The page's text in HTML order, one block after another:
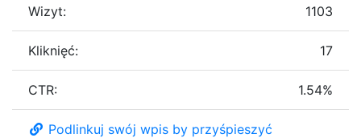
Wizyt: 1103
Kliknięć: 17
CTR: 1.54%
Podlinkuj swój wpis by przyśpieszyć